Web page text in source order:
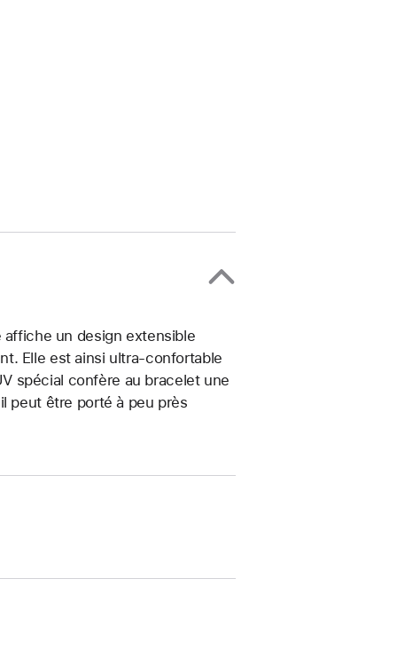
un design extensible
Elle est ainsi ultra-confortable
spécial confère au bracelet une
peut être porté à peu près